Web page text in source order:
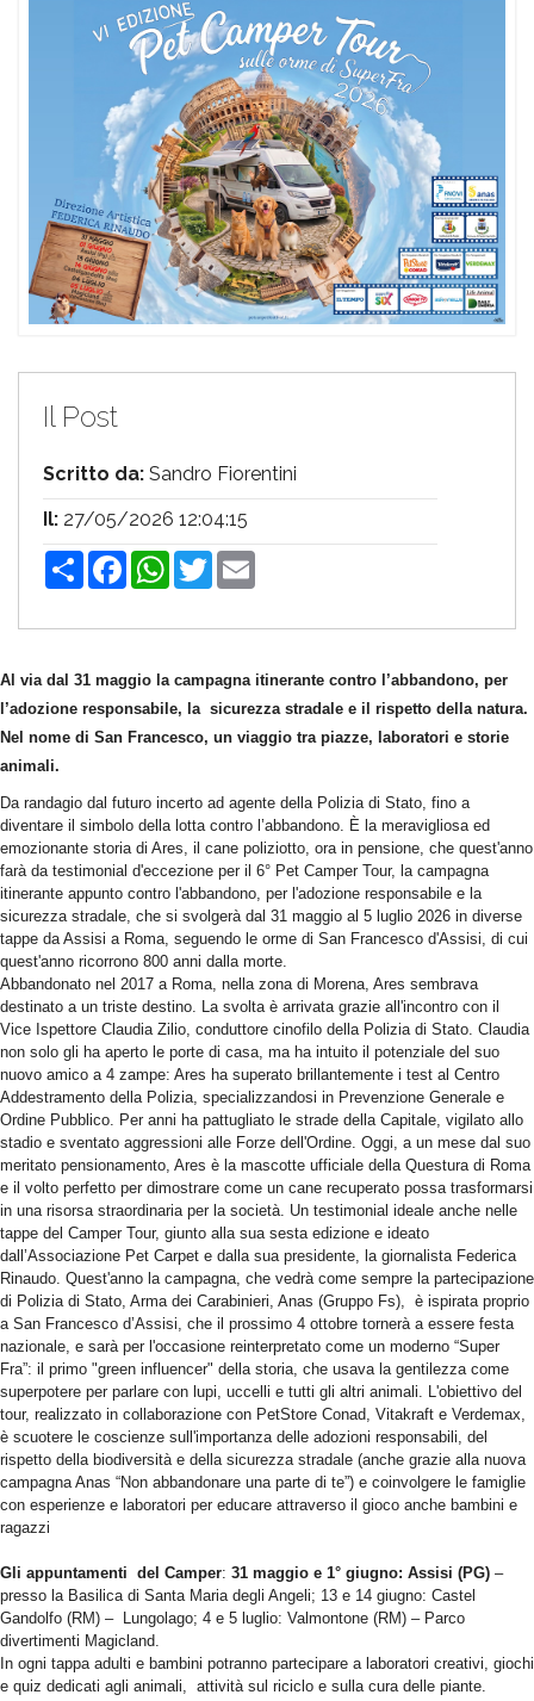
Il Post
Scritto da: Sandro Fiorentini
Il: 27/05/2026 12:04:15
ShareFacebookWhatsApp
Twitter
Al via dal 31 maggio la campagna itinerante contro l’abbandono, per
l’adozione responsabile, la sicurezza stradale e il rispetto della natura.
Nel nome di San Francesco, un viaggio tra piazze, laboratori e storie
animali.
Da randagio dal futuro incerto ad agente della Polizia di Stato, fino a
diventare il simbolo della lotta contro l’abbandono. È la meravigliosa ed
emozionante storia di Ares, il cane poliziotto, ora in pensione, che quest'anno
farà da testimonial d'eccezione per il 6° Pet Camper Tour, la campagna
itinerante appunto contro l'abbandono, per l'adozione responsabile e la
sicurezza stradale, che si svolgerà dal 31 maggio al 5 luglio 2026 in diverse
tappe da Assisi a Roma, seguendo le orme di San Francesco d'Assisi, di cui
quest'anno ricorrono 800 anni dalla morte.
Abbandonato nel 2017 a Roma, nella zona di Morena, Ares sembrava
destinato a un triste destino. La svolta è arrivata grazie all'incontro con il
Vice Ispettore Claudia Zilio, conduttore cinofilo della Polizia di Stato. Claudia
non solo gli ha aperto le porte di casa, ma ha intuito il potenziale del suo
nuovo amico a 4 zampe: Ares ha superato brillantemente i test al Centro
Addestramento della Polizia, specializzandosi in Prevenzione Generale e
Ordine Pubblico. Per anni ha pattugliato le strade della Capitale, vigilato allo
stadio e sventato aggressioni alle Forze dell'Ordine. Oggi, a un mese dal suo
meritato pensionamento, Ares è la mascotte ufficiale della Questura di Roma
e il volto perfetto per dimostrare come un cane recuperato possa trasformarsi
in una risorsa straordinaria per la società. Un testimonial ideale anche nelle
tappe del Camper Tour, giunto alla sua sesta edizione e ideato
dall’Associazione Pet Carpet e dalla sua presidente, la giornalista Federica
Rinaudo. Quest'anno la campagna, che vedrà come sempre la partecipazione
di Polizia di Stato, Arma dei Carabinieri, Anas (Gruppo Fs), è ispirata proprio
a San Francesco d’Assisi, che il prossimo 4 ottobre tornerà a essere festa
nazionale, e sarà per l'occasione reinterpretato come un moderno “Super
Fra”: il primo "green influencer" della storia, che usava la gentilezza come
superpotere per parlare con lupi, uccelli e tutti gli altri animali. L'obiettivo del
tour, realizzato in collaborazione con PetStore Conad, Vitakraft e Verdemax,
è scuotere le coscienze sull'importanza delle adozioni responsabili, del
rispetto della biodiversità e della sicurezza stradale (anche grazie alla nuova
campagna Anas “Non abbandonare una parte di te”) e coinvolgere le famiglie
con esperienze e laboratori per educare attraverso il gioco anche bambini e
ragazzi
Gli appuntamenti del Camper: 31 maggio e 1° giugno: Assisi (PG) –
presso la Basilica di Santa Maria degli Angeli; 13 e 14 giugno: Castel
Gandolfo (RM) – Lungolago; 4 e 5 luglio: Valmontone (RM) – Parco
divertimenti Magicland.
In ogni tappa adulti e bambini potranno partecipare a laboratori creativi, giochi
e quiz dedicati agli animali, attività sul riciclo e sulla cura delle piante.